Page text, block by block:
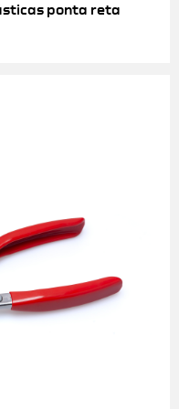
ponta reta